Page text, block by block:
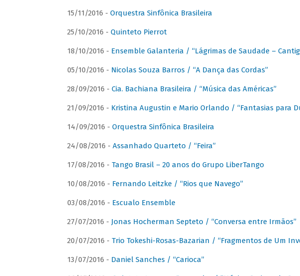
15/11/2016 - Orquestra Sinfônica Brasileira
25/10/2016 - Quinteto Pierrot
18/10/2016 - Ensemble Galanteria / “Lágrimas de Saudade –
05/10/2016 - Nicolas Souza Barros / “A Dança das Cordas”
28/09/2016 - Cia. Bachiana Brasileira / “Música das Américas”
21/09/2016 - Kristina Augustin e Mario Orlando / “Fantasias para
14/09/2016 - Orquestra Sinfônica Brasileira
24/08/2016 - Assanhado Quarteto / “Feira”
17/08/2016 - Tango Brasil – 20 anos do Grupo LiberTango
10/08/2016 - Fernando Leitzke / “Rios que Navego”
03/08/2016 - Escualo Ensemble
27/07/2016 - Jonas Hocherman Septeto / “Conversa entre Irmãos”
20/07/2016 - Trio Tokeshi-Rosas-Bazarian / “Fragmentos de Um
13/07/2016 - Daniel Sanches / “Carioca”